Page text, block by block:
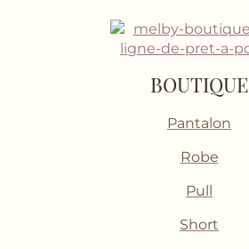
BOUTIQUE
Pantalon
Robe
Pull
Short